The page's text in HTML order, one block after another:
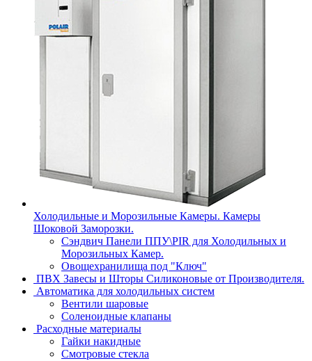
Холодильные и Морозильные Камеры. Камеры
Шоковой Заморозки.
Сэндвич Панели ППУ\PIR для Холодильных и
Морозильных Камер.
Овощехранилища под "Ключ"
ПВХ Завесы и Шторы Силиконовые от Производителя.
Автоматика для холодильных систем
Вентили шаровые
Соленоидные клапаны
Расходные материалы
Гайки накидные
Смотровые стекла